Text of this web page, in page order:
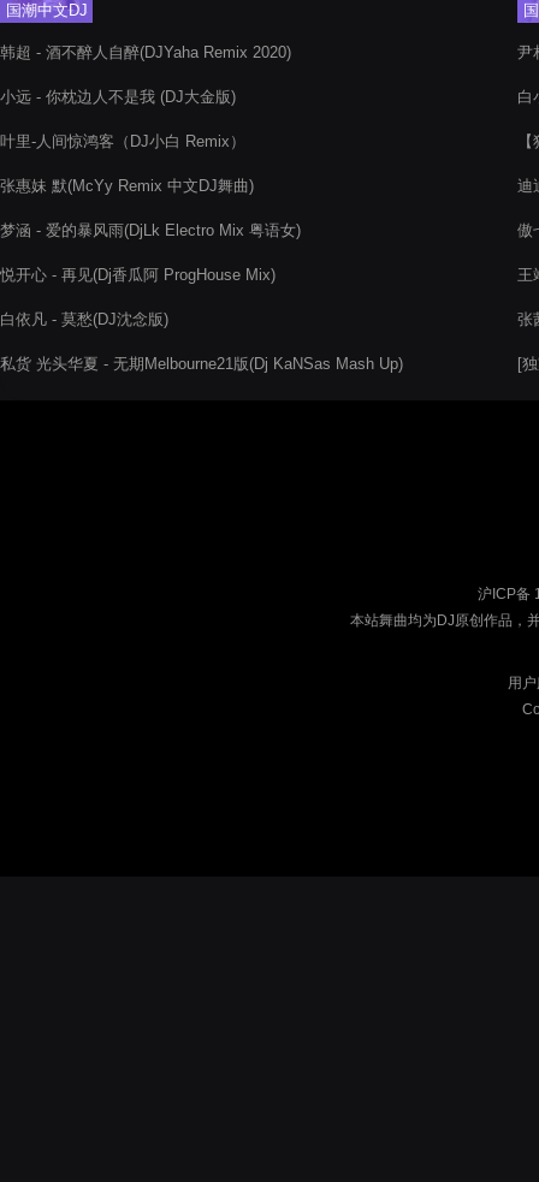
国潮中文DJ
韩超 - 酒不醉人自醉(DJYaha Remix 2020)
小远 - 你枕边人不是我 (DJ大金版)
叶里-人间惊鸿客（DJ小白 Remix）
张惠妹 默(McYy Remix 中文DJ舞曲)
梦涵 - 爱的暴风雨(DjLk Electro Mix 粤语女)
悦开心 - 再见(Dj香瓜阿 ProgHouse Mix)
白依凡 - 莫愁(DJ沈念版)
私货 光头华夏 - 无期Melbourne21版(Dj KaNSas Mash Up)
尹
白
迪
傲
王
张
[
沪ICP备
本站舞曲均为DJ原创作品，
用